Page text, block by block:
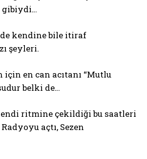
gibiydi…
kendine bile itiraf
şeyleri.
için en can acıtanı “Mutlu
belki de…
ritmine çekildiği bu saatleri
açtı, Sezen